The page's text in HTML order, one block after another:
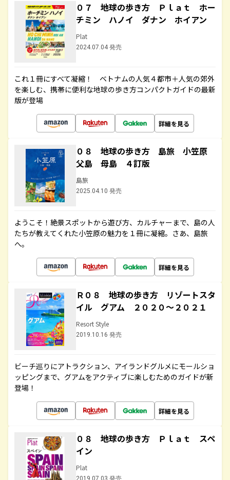
０７ 地球の歩き方 Ｐｌａｔ ホー
チミン ハノイ ダナン ホイアン
Plat
2024.07.04 発売
これ１冊にすべて凝縮！ ベトナムの人気４都市＋人気の郊外
を楽しむ、携帯に便利な地球の歩き方コンパクトガイドの最新
版が登場
詳細を見る
０８ 地球の歩き方 島旅 小笠原
父島 母島 ４訂版
島旅
2025.04.10 発売
ようこそ！絶景スポットから遊び方、カルチャーまで、島の人
たちが教えてくれた小笠原の魅力を１冊に凝縮。さあ、島旅
へ。
詳細を見る
Ｒ０８ 地球の歩き方 リゾートスタ
イル グアム ２０２０～２０２１
Resort Style
2019.10.16 発売
ビーチ巡りにアトラクション、アイランドグルメにモールショ
ッピングまで、グアムをアクティブに楽しむためのガイドが新
登場！
詳細を見る
０８ 地球の歩き方 Ｐｌａｔ スペ
イン
Plat
2019.07.03 発売